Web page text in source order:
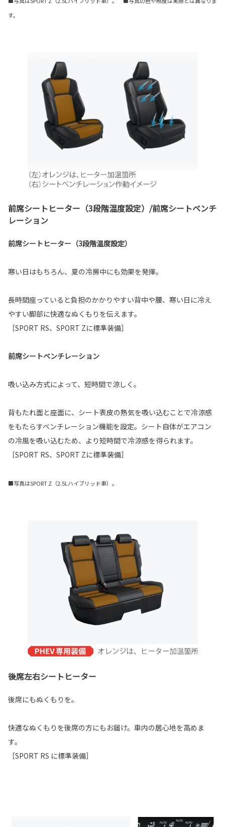
す。
前席シートヒーター（3段階温度設定）/前席シートベンチ
レーション
前席シートヒーター（3段階温度設定）
寒い日はもちろん、夏の冷房中にも効果を発揮。
長時間座っていると負担のかかりやすい背中や腰、寒い日に冷え
やすい脚部に快適なぬくもりを伝えます。
［SPORT RS、SPORT Zに標準装備］
前席シートベンチレーション
吸い込み方式によって、短時間で涼しく。
背もたれ面と座面に、シート表皮の熱気を吸い込むことで冷涼感
をもたらすベンチレーション機能を設定。シート自体がエアコン
の冷風を吸い込むため、より短時間で冷涼感を得られます。
［SPORT RS、SPORT Zに標準装備］
■写真はSPORT Z（2.5Lハイブリッド車）。
後席左右シートヒーター
後席にもぬくもりを。
快適なぬくもりを後席の方にもお届け。車内の居心地を高めま
す。
［SPORT RS に標準装備］